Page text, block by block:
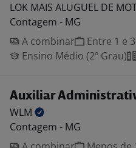
LOK MAIS ALUGUEL DE
Contagem - MG
A combinar
Entre 1 e
Ensino Médio (2º Grau)
Auxiliar
WLM
Contagem - MG